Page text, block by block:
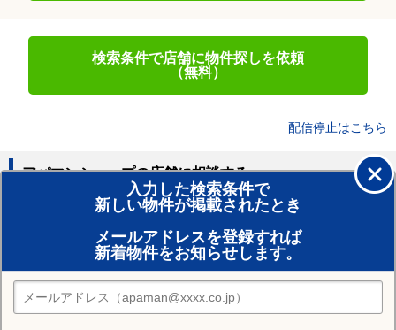
検索条件で店舗に物件探しを依頼
（無料）
配信停止はこちら
入力した検索条件で
新しい物件が掲載されたとき
メールアドレスを登録すれば
新着物件をお知らせします。
アパマンショップの店舗に相談する
賃貸のプロがお部屋探し！
おまかせ物件リクエスト
住みたい街の店舗を探す
店舗検索